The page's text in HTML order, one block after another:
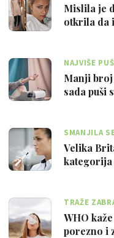
Mislila je
otkrila da
NAJVIŠE
Manji broj
sada puši
SMANJILA
Velika
TRAŽE
WHO
porezno i